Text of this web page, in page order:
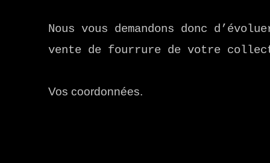
Nous vous demandons donc
vente de fourrure de votre
Vos coordonnées.